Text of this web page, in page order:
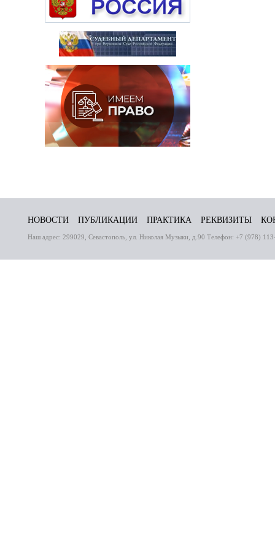
НОВОСТИ ПУБЛИКАЦИИ ПРАКТИКА РЕКВИЗИТЫ
Наш адрес: 299029, Севастополь, ул. Николая Музыки, д.90 Телефон: +7 (978)